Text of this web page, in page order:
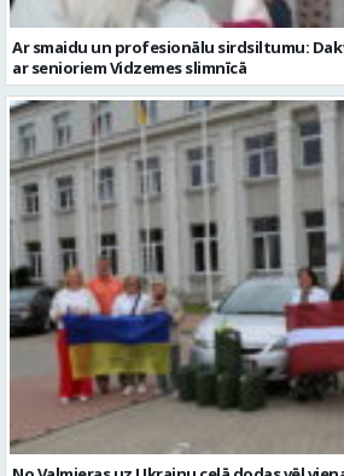
Ar smaidu un profesionālu sirdsiltumu:
ar senioriem Vidzemes slimnīcā